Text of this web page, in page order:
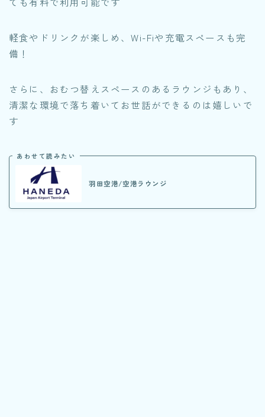
軽食やドリンクが楽しめ、Wi-Fiや充電スペースも完
備！
さらに、おむつ替えスペースのあるラウンジもあり、
清潔な環境で落ち着いてお世話ができるのは嬉しいで
す
あわせて読みたい
羽田空港/空港ラウンジ